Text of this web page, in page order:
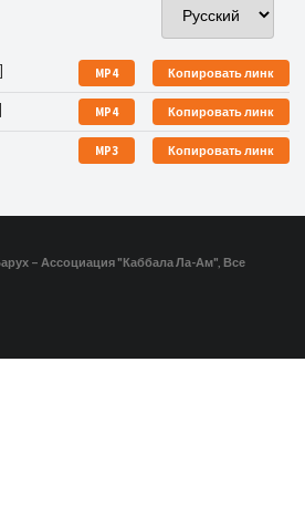
MP4 Копировать линк
MP4 Копировать линк
MP3 Копировать линк
– Ассоциация "Каббала Ла-Ам", Все